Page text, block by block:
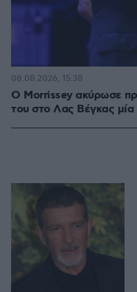
Ο Morrissey ακύρωσε
του στο Λας Βέγκας
08.08.2026, 15:38